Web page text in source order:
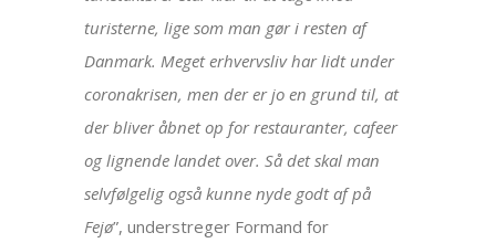
turisterne, lige som man gør i resten af
Danmark. Meget erhvervsliv har lidt under
coronakrisen, men der er jo en grund til, at
der bliver åbnet op for restauranter, cafeer
og lignende landet over. Så det skal man
selvfølgelig også kunne nyde godt af på
Fejø”, understreger Formand for